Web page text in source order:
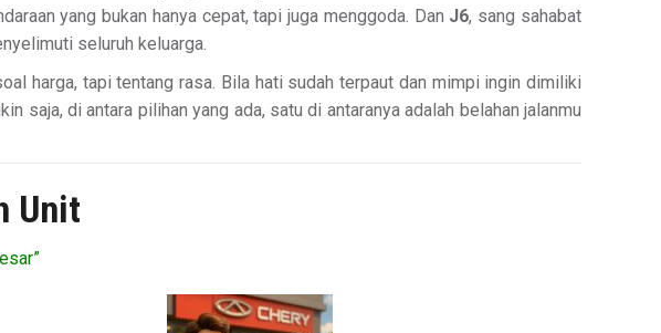
yang bukan hanya cepat, tapi juga menggoda. Dan J6, sang sahabat
seluruh keluarga.
harga, tapi tentang rasa. Bila hati sudah terpaut dan mimpi ingin dimiliki
saja, di antara pilihan yang ada, satu di antaranya adalah belahan jalanmu
Unit